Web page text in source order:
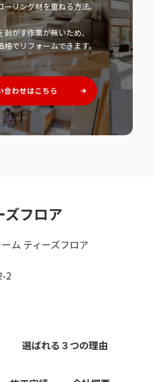
ーリング材を重ねる方法。
剥がす作業が無いため、
格でリフォームできます。
ズフロア
ム ティーズフロア
2
選ばれる３つの理由